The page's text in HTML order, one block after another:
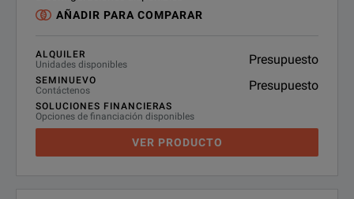
AÑADIR PARA COMPARAR
ALQUILER
Unidades disponibles
Presupuesto
SEMINUEVO
Contáctenos
Presupuesto
SOLUCIONES FINANCIERAS
Opciones de financiación disponibles
VER PRODUCTO